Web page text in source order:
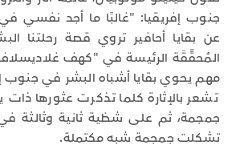
جنوب إفريقيا: "غالبًا ما أجد نفسي
عن بقايا أحافير تروي قصة رحلتنا
المُحقِّقَة الرئيسة في "كهف
مهم يحوي بقايا أشباه البشر في جنوب
تشعر بالإثارة كلما تذكرت عثورها
جمجمة، ثم على شظية ثانية وثالثة في
تشكلت جمجمة شبه مكتملة.